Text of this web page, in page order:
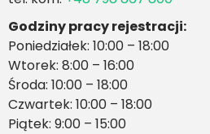
Godziny pracy rejestracji:
Poniedziałek: 10:00 – 18:00
Wtorek: 8:00 – 16:00
Środa: 10:00 – 18:00
Czwartek: 10:00 – 18:00
Piątek: 9:00 – 15:00